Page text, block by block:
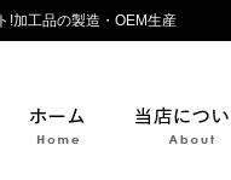
!加工品の製造・OEM生産
ホーム